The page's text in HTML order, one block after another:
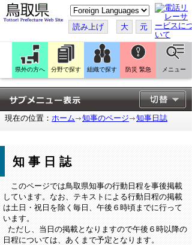
こ
の
ペ
ー
ジ
翻
訳
す
る
読み上げ 大 元
県外の方へ 分野で探す 組織で探す 防災 緊急 メニュー
現在の位置： ホーム 知事のページ 知事日誌
知事日誌
このページでは鳥取県知事の行動日程を事後掲載
しています。なお、テキストによる行動日程の掲載
は土日・祝日を除く毎日、午後６時頃までに行って
います。
ただし、当日の掲載となりますので午後６時以降の
日程については、あくまで予定となります。